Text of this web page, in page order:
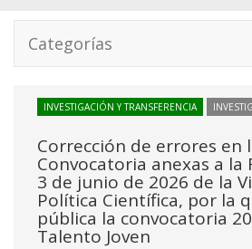
Categorías
INVESTIGACIÓN Y TRANSFERENCIA
Corrección de errores en
Convocatoria anexas a la
3 de junio de 2026 de la
Política Científica, por la
pública la convocatoria
Talento Joven